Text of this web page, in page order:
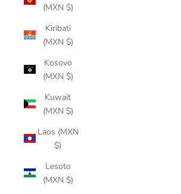
(MXN $)
Kiribati
(MXN $)
Kosovo
(MXN $)
Kuwait
(MXN $)
Laos (MXN
$)
Lesoto
(MXN $)